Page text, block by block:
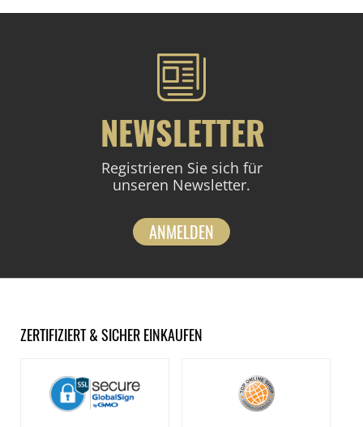
NEWSLETTER
Registrieren Sie sich für
unseren Newsletter.
ANMELDEN
ZERTIFIZIERT & SICHER EINKAUFEN